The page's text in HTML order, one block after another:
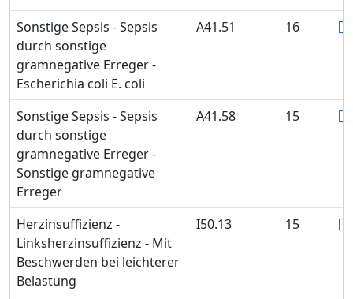
Sonstige Sepsis - Sepsis
durch sonstige
gramnegative Erreger -
Escherichia coli E. coli
A41.51 16
Sonstige Sepsis - Sepsis
durch sonstige
gramnegative Erreger -
Sonstige gramnegative
Erreger
A41.58 15
Herzinsuffizienz -
Linksherzinsuffizienz - Mit
Beschwerden bei leichterer
Belastung
I50.13 15